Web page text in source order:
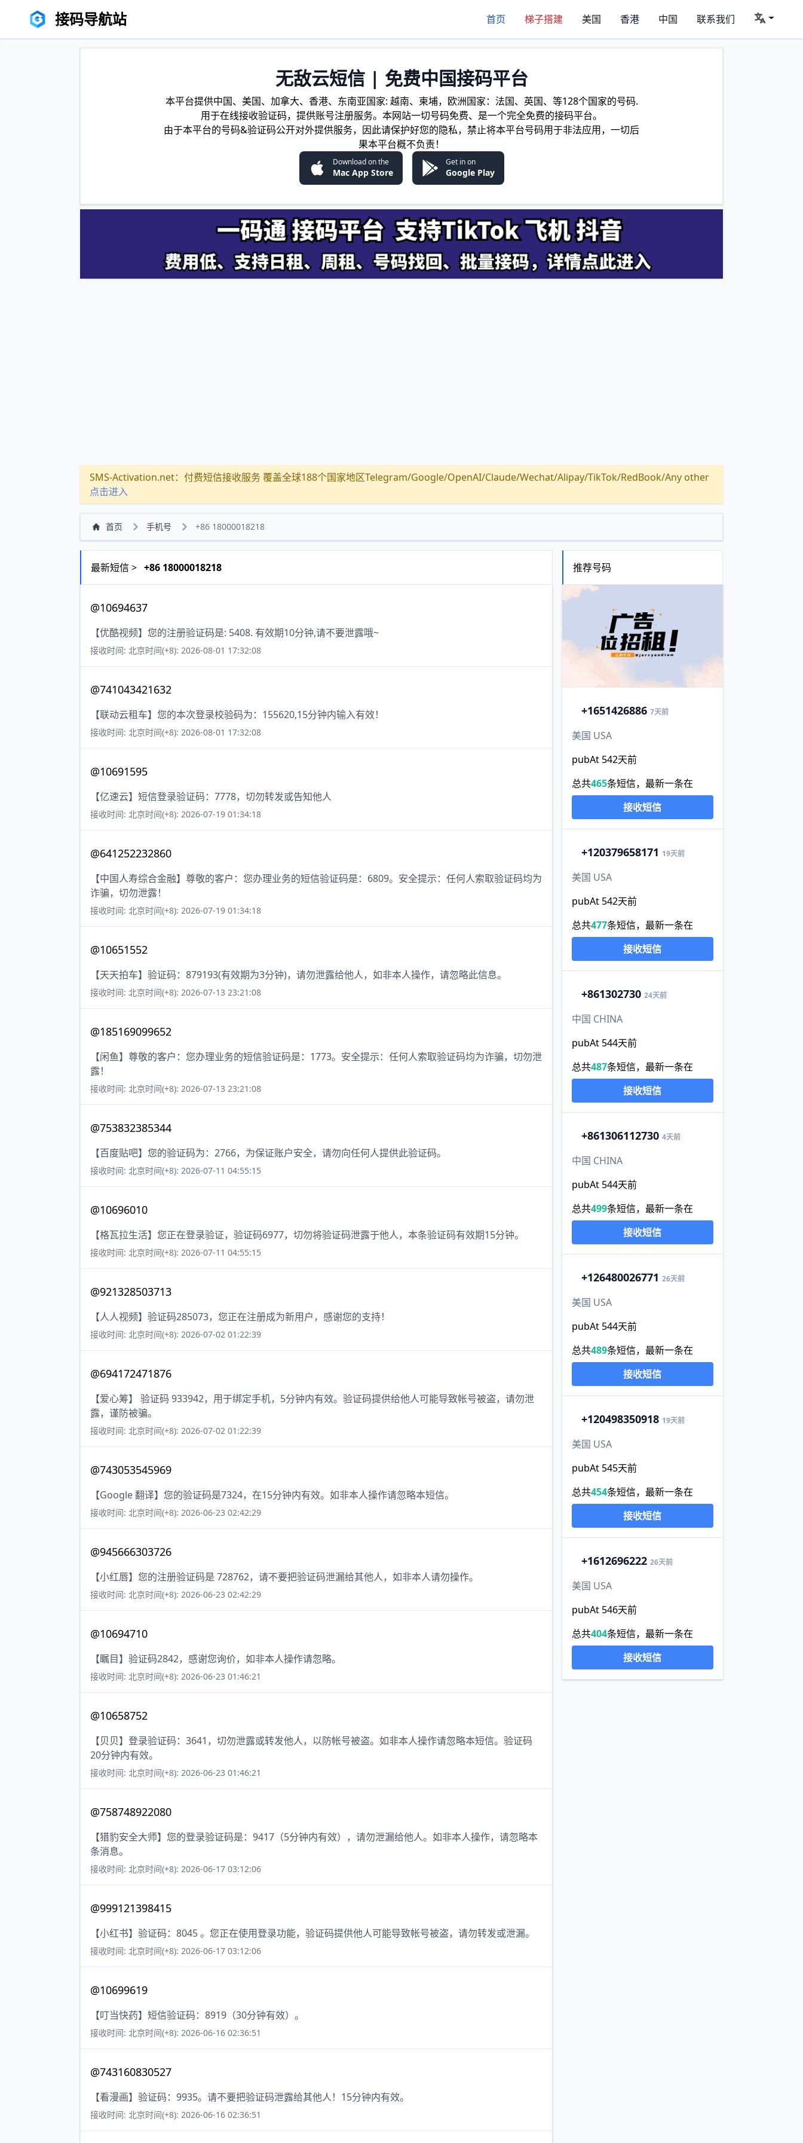
接码导航站 首页 梯子搭建 美国 香港 中国 联系我们
无敌云短信 | 免费中国接码平台
本平台提供中国、美国、加拿大、香港、东南亚国家: 越南、柬埔，欧洲国家：法国、英国、等128个国家的号码.
用于在线接收验证码，提供账号注册服务。本网站一切号码免费、是一个完全免费的接码平台。
由于本平台的号码&验证码公开对外提供服务，因此请保护好您的隐私，禁止将本平台号码用于非法应用，一切后
果本平台概不负责！
Download on the
Mac App Store
Get in on
Google Play
SMS-Activation.net：付费短信接收服务 覆盖全球188个国家地区Telegram/Google/OpenAI/Claude/Wechat/Alipay/TikTok/RedBook/Any other
点击进入
首页 手机号 +86 18000018218
最新短信 > +86 18000018218
@10694637
【优酷视频】您的注册验证码是: 5408. 有效期10分钟,请不要泄露哦~
接收时间: 北京时间(+8): 2026-08-01 17:32:08
@741043421632
【联动云租车】您的本次登录校验码为：155620,15分钟内输入有效！
接收时间: 北京时间(+8): 2026-08-01 17:32:08
@10691595
【亿速云】短信登录验证码：7778，切勿转发或告知他人
接收时间: 北京时间(+8): 2026-07-19 01:34:18
@641252232860
【中国人寿综合金融】尊敬的客户：您办理业务的短信验证码是：6809。安全提示：任何人索取验证码均为
诈骗，切勿泄露！
接收时间: 北京时间(+8): 2026-07-19 01:34:18
@10651552
【天天拍车】验证码：879193(有效期为3分钟)，请勿泄露给他人，如非本人操作，请忽略此信息。
接收时间: 北京时间(+8): 2026-07-13 23:21:08
@185169099652
【闲鱼】尊敬的客户：您办理业务的短信验证码是：1773。安全提示：任何人索取验证码均为诈骗，切勿泄
露！
接收时间: 北京时间(+8): 2026-07-13 23:21:08
@753832385344
【百度贴吧】您的验证码为：2766，为保证账户安全，请勿向任何人提供此验证码。
接收时间: 北京时间(+8): 2026-07-11 04:55:15
@10696010
【格瓦拉生活】您正在登录验证，验证码6977，切勿将验证码泄露于他人，本条验证码有效期15分钟。
接收时间: 北京时间(+8): 2026-07-11 04:55:15
@921328503713
【人人视频】验证码285073，您正在注册成为新用户，感谢您的支持！
接收时间: 北京时间(+8): 2026-07-02 01:22:39
@694172471876
【爱心筹】 验证码 933942，用于绑定手机，5分钟内有效。验证码提供给他人可能导致帐号被盗，请勿泄
露，谨防被骗。
接收时间: 北京时间(+8): 2026-07-02 01:22:39
@743053545969
【Google 翻译】您的验证码是7324，在15分钟内有效。如非本人操作请忽略本短信。
接收时间: 北京时间(+8): 2026-06-23 02:42:29
@945666303726
【小红唇】您的注册验证码是 728762，请不要把验证码泄漏给其他人，如非本人请勿操作。
接收时间: 北京时间(+8): 2026-06-23 02:42:29
@10694710
【瞩目】验证码2842，感谢您询价，如非本人操作请忽略。
接收时间: 北京时间(+8): 2026-06-23 01:46:21
@10658752
【贝贝】登录验证码：3641，切勿泄露或转发他人，以防帐号被盗。如非本人操作请忽略本短信。验证码
20分钟内有效。
接收时间: 北京时间(+8): 2026-06-23 01:46:21
@758748922080
【猎豹安全大师】您的登录验证码是：9417（5分钟内有效），请勿泄漏给他人。如非本人操作，请忽略本
条消息。
接收时间: 北京时间(+8): 2026-06-17 03:12:06
@999121398415
【小红书】验证码：8045 。您正在使用登录功能，验证码提供他人可能导致帐号被盗，请勿转发或泄漏。
接收时间: 北京时间(+8): 2026-06-17 03:12:06
@10699619
【叮当快药】短信验证码：8919（30分钟有效）。
接收时间: 北京时间(+8): 2026-06-16 02:36:51
@743160830527
【看漫画】验证码：9935。请不要把验证码泄露给其他人！15分钟内有效。
接收时间: 北京时间(+8): 2026-06-16 02:36:51
推荐号码
+1651426886 7天前
美国 USA
pubAt 542天前
总共465条短信，最新一条在
接收短信
+120379658171 19天前
美国 USA
pubAt 542天前
总共477条短信，最新一条在
接收短信
+861302730 24天前
中国 CHINA
pubAt 544天前
总共487条短信，最新一条在
接收短信
+861306112730 4天前
中国 CHINA
pubAt 544天前
总共499条短信，最新一条在
接收短信
+126480026771 26天前
美国 USA
pubAt 544天前
总共489条短信，最新一条在
接收短信
+120498350918 19天前
美国 USA
pubAt 545天前
总共454条短信，最新一条在
接收短信
+1612696222 26天前
美国 USA
pubAt 546天前
总共404条短信，最新一条在
接收短信